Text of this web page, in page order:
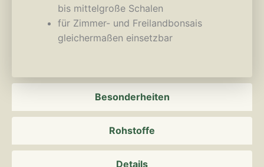
Besonderheiten
Rohstoffe
Details
bis mittelgroße Schalen
für Zimmer- und Freilandbonsais
gleichermaßen einsetzbar